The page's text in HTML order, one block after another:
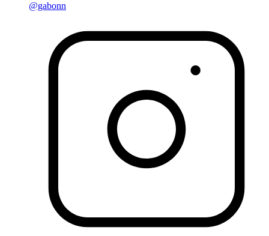
@gabonn